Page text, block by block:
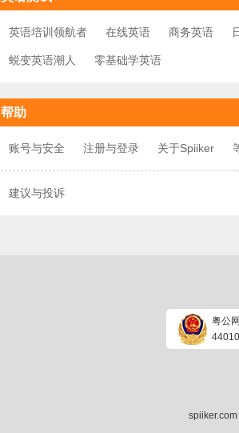
英语培训领航者 在线英语 商务英语
蜕变英语潮人 零基础学英语
帮助
账号与安全 注册与登录 关于Spiiker
建议与投诉
粤公